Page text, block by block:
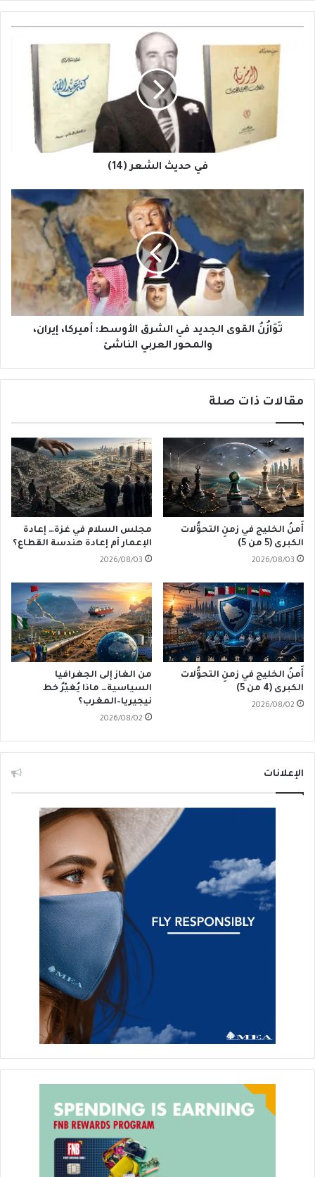
في حديث الشعر (14)
تَوَازُنُ
القوى
الجديد
في
الشرق
الأوسط:
أميركا،
والمحور
العربيتَوَازُنُ القوى الجديد في الشرق الأوسط: أميركا، إيران،
والمحور العربي الناشئ
مقالات ذات صلة
أَمنُ الخليج في زمنِ التحوُّلات
الكبرى (5 من 5)
2026/08/03
مجلس السلام في غزة… إعادة
الإعمار أم إعادة هندسة القطاع؟
2026/08/03
أَمنُ الخليج في زمنِ التحوُّلات
الكبرى (4 من 5)
2026/08/02
من الغاز إلى الجغرافيا
السياسية… ماذا يُغيّرُ خط
نيجيريا–المغرب؟
2026/08/02
الإعلانات